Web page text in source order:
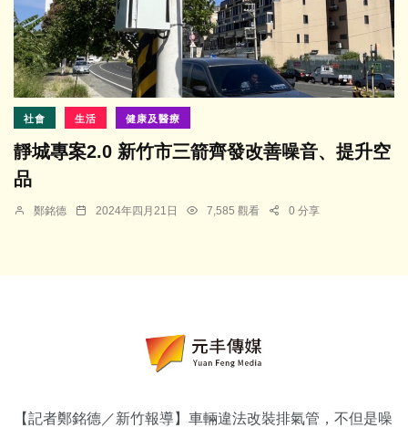
社會 生活 健康及醫療
靜城專案2.0 新竹市三箭齊發改善噪音、提升空
品
鄭銘德 2024年四月21日 7,585 觀看 0 分享
【記者鄭銘德／新竹報導】車輛違法改裝排氣管，不但是噪